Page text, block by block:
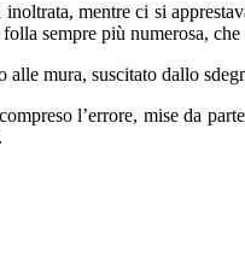
inoltrata, mentre ci si
sempre più numerosa,
alle mura, suscitato dallo
l’errore, mise da